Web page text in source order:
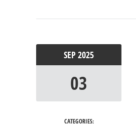
SEP 2025
03
CATEGORIES: